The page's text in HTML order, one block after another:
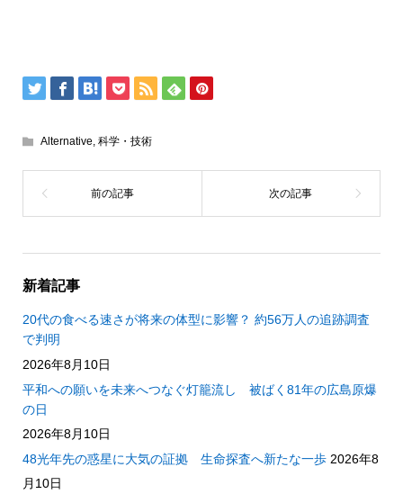
Alternative, 科学・技術
新着記事
20代の食べる速さが将来の体型に影響？ 約56万人の追跡調査
で判明
2026年8月10日
平和への願いを未来へつなぐ灯籠流し 被ばく81年の広島原爆
の日
2026年8月10日
48光年先の惑星に大気の証拠 生命探査へ新たな一歩 2026年8
月10日